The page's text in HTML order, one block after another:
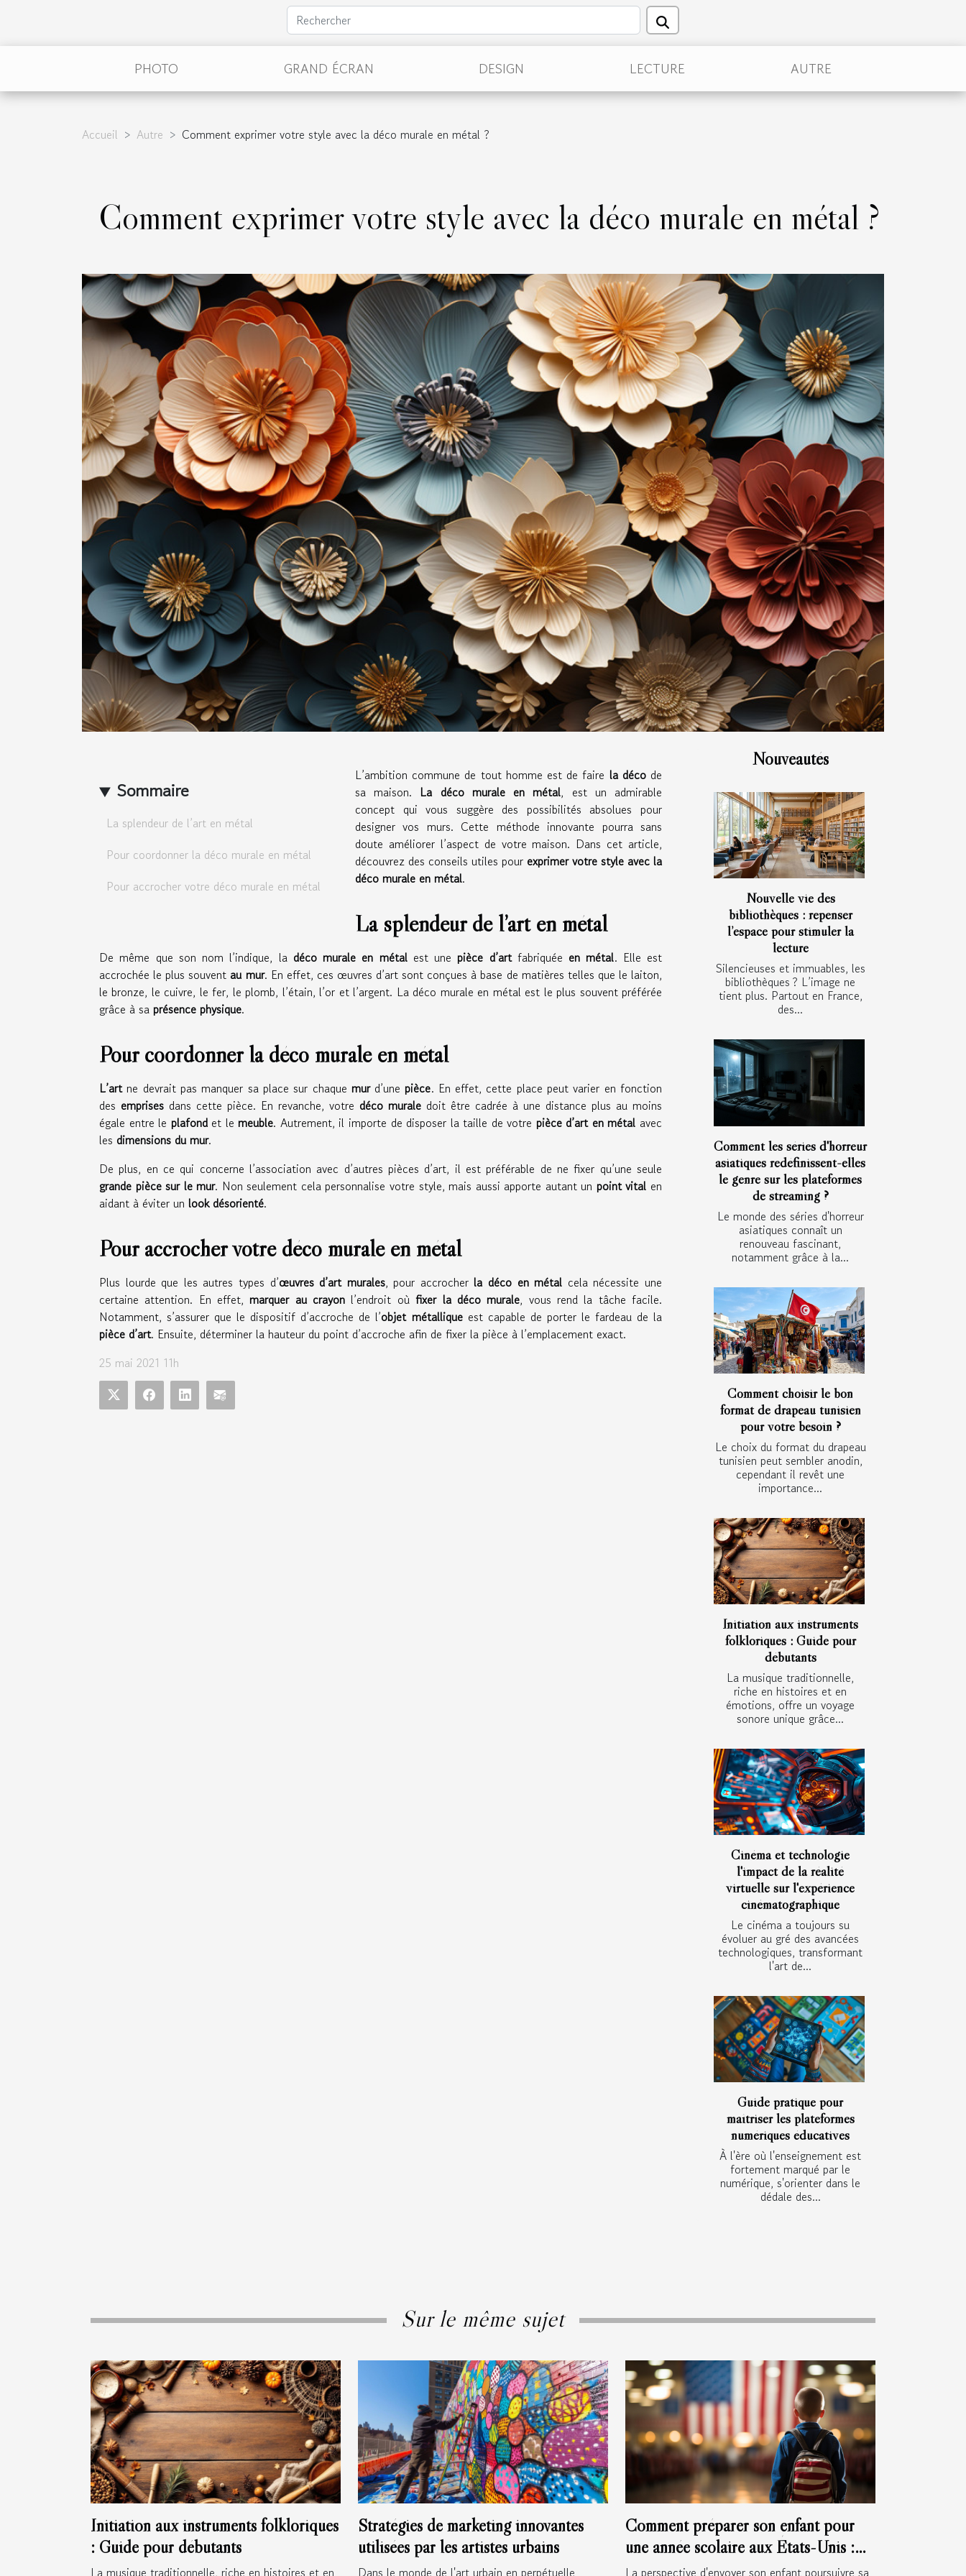
PHOTO GRAND ÉCRAN DESIGN LECTURE AUTRE
Accueil Autre Comment exprimer votre style avec la déco murale en métal ?
Comment exprimer votre style avec la déco murale en métal ?
Sommaire
La splendeur de l’art en métal
Pour coordonner la déco murale en métal
Pour accrocher votre déco murale en métal
L’ambition commune de tout homme est de faire la décode
sa maison. La déco murale en métal, est un admirable
concept qui vous suggère des possibilités absolues pour
designer vos murs. Cette méthode innovante pourra sans
doute améliorer l’aspect de votre maison. Dans cet article,
découvrez des conseils utiles pour exprimer votre style avec la
déco murale en métal.
La splendeur de l’art en métal
De même que son nom l’indique, la déco murale en métal est une pièce d’artfabriquée en métal. Elle est
accrochée le plus souvent au mur. En effet, ces œuvres d’art sont conçues à base de matières telles que le laiton,
le bronze, le cuivre, le fer, le plomb, l’étain, l’or et l’argent. La déco murale en métal est le plus souvent préférée
grâce à sa présence physique.
Pour coordonner la déco murale en métal
L’artne devrait pas manquer sa place sur chaque murd’une pièce. En effet, cette place peut varier en fonction
des emprises dans cette pièce. En revanche, votre déco murale doit être cadrée à une distance plus au moins
égale entre le plafondet le meuble. Autrement, il importe de disposer la taille de votre pièce d’art en métal avec
les dimensions du mur.
De plus, en ce qui concerne l’association avec d’autres pièces d’art, il est préférable de ne fixer qu’une seule
grande pièce sur le mur. Non seulement cela personnalise votre style, mais aussi apporte autant un point vital en
aidant à éviter un look désorienté.
Pour accrocher votre déco murale en métal
Plus lourde que les autres types d’œuvres d’art murales, pour accrocher la déco en métal cela nécessite une
certaine attention. En effet, marquer au crayon l’endroit oùfixer la déco murale, vous rend la tâche facile.
Notamment, s’assurer que le dispositif d’accroche de l’objet métallique est capable de porter le fardeau de la
pièce d’art. Ensuite, déterminer la hauteur du point d’accroche afin de fixer la pièce à l’emplacement exact.
25 mai 2021 11h
Nouveautés
Nouvelle vie des
bibliothèques : repenser
l’espace pour stimuler la
lecture
Silencieuses et immuables, les
bibliothèques ? L’image ne
tient plus. Partout en France,
des...
Comment les séries d'horreur
asiatiques redéfinissent-elles
le genre sur les plateformes
de streaming ?
Le monde des séries d'horreur
asiatiques connaît un
renouveau fascinant,
notamment grâce à la...
Comment choisir le bon
format de drapeau tunisien
pour votre besoin ?
Le choix du format du drapeau
tunisien peut sembler anodin,
cependant il revêt une
importance...
Initiation aux instruments
folkloriques : Guide pour
débutants
La musique traditionnelle,
riche en histoires et en
émotions, offre un voyage
sonore unique grâce...
Cinéma et technologie
l'impact de la réalité
virtuelle sur l'expérience
cinématographique
Le cinéma a toujours su
évoluer au gré des avancées
technologiques, transformant
l'art de...
Guide pratique pour
maîtriser les plateformes
numériques éducatives
À l'ère où l'enseignement est
fortement marqué par le
numérique, s'orienter dans le
dédale des...
Sur le même sujet
Initiation aux instruments folkloriques
: Guide pour débutants
Stratégies de marketing innovantes
utilisées par les artistes urbains
Comment préparer son enfant pour
une année scolaire aux États-Unis :
conseils et démarches
La perspective d'envoyer son enfant poursuivre sa